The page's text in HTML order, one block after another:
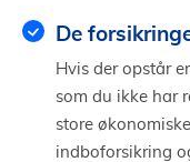
De
Hvis der opstår
som du ikke har
store
indboforsikring